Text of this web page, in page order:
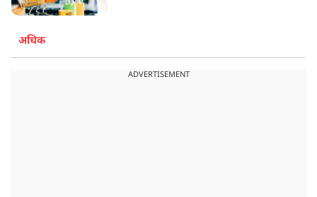
अधिक
ADVERTISEMENT